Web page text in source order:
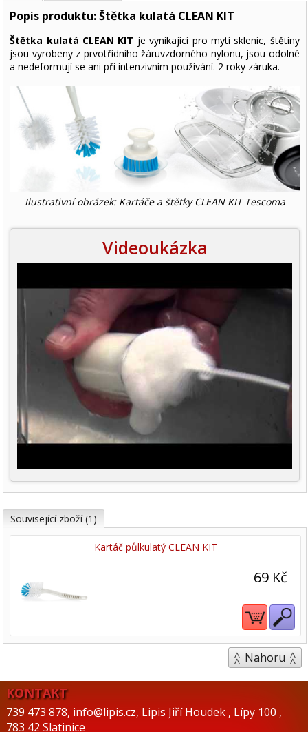
Popis produktu: Štětka kulatá CLEAN KIT
Štětka kulatá CLEAN KIT je vynikající pro mytí sklenic, štětiny
jsou vyrobeny z prvotřídního žáruvzdorného nylonu, jsou odolné
a nedeformují se ani při intenzivním používání. 2 roky záruka.
Ilustrativní obrázek: Kartáče a štětky CLEAN KIT Tescoma
Videoukázka
Související zboží (1)
Kartáč půlkulatý CLEAN KIT
69 Kč
Nahoru
KONTAKT
739 473 878, info@lipis.cz, Lipis Jiří Houdek , Lípy 100 ,
783 42 Slatinice